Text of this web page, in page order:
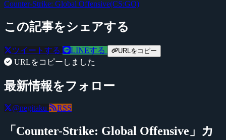
Counter-Strike: Global Offensive(CS:GO)
この記事をシェアする
ツイートする LINEする URLをコピー
URLをコピーしました
最新情報をフォロー
@negitaku RSS
「Counter-Strike: Global Offensive」カ